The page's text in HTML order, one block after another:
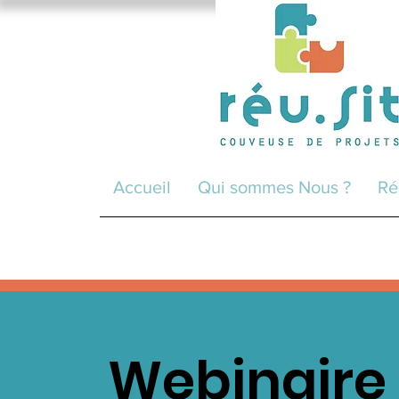
Accueil Qui sommes Nous ?